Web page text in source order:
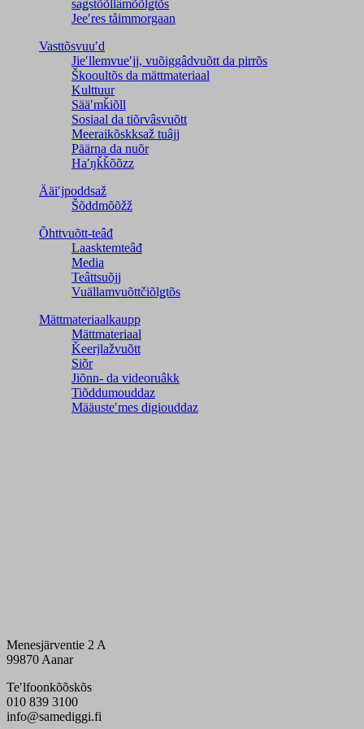
saǥstõõllâmõõlǥtõs
Jeeʹres tåimmorgaan
Vasttõsvuuʹd
Jieʹllemvueʹjj, vuõiggâdvuõtt da pirrõs
Škooultõs da mättmateriaal
Kulttuur
Sääʹmǩiõll
Sosiaal da tiõrvâsvuõtt
Meeraikõskksaž tuâjj
Päärna da nuõr
Haʹŋǩǩõõzz
Ääiʹjpoddsaž
Šõddmõõžž
Õhttvuõtt-teâđ
Laasktemteâđ
Media
Teâttsuõjj
Vuällamvuõttčiõlǥtõs
Mättmateriaalkaupp
Mättmateriaal
Ǩeerjlažvuõtt
Siõr
Jiõnn- da videoruâkk
Tiõddumouddaz
Määusteʹmes digiouddaz
Menesjärventie 2 A
99870 Aanar
Teʹlfoonkõõskõs
010 839 3100
info@samediggi.fi